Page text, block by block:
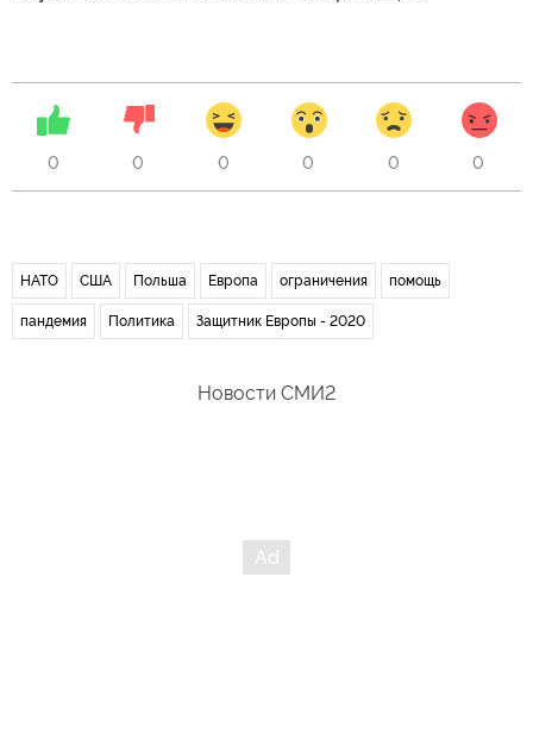
0 0 0 0 0 0
НАТО США Польша Европа ограничения помощь
пандемия Политика Защитник Европы - 2020
Новости СМИ2